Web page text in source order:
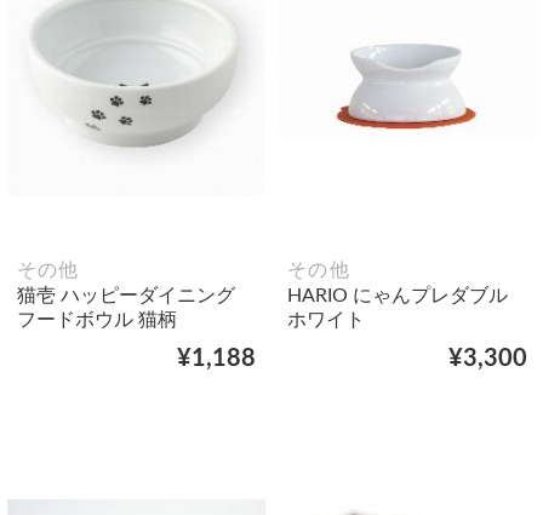
その他
猫壱 ハッピーダイニング
フードボウル 猫柄
¥1,188
その他
HARIO にゃんプレダブル
ホワイト
¥3,300